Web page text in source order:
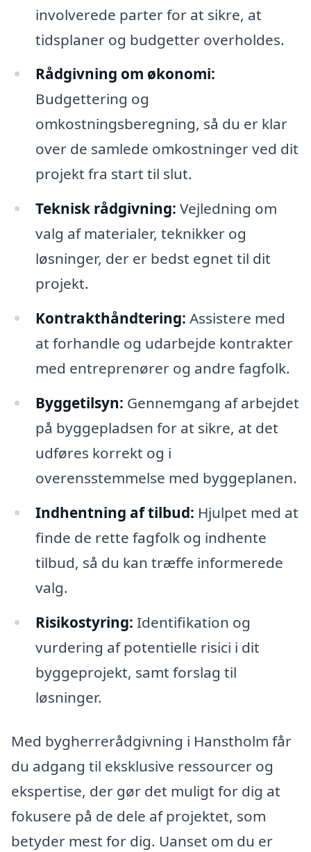
involverede parter for at sikre, at
tidsplaner og budgetter overholdes.
Rådgivning om økonomi:
Budgettering og
omkostningsberegning, så du er klar
over de samlede omkostninger ved dit
projekt fra start til slut.
Teknisk rådgivning: Vejledning om
valg af materialer, teknikker og
løsninger, der er bedst egnet til dit
projekt.
Kontrakthåndtering: Assistere med
at forhandle og udarbejde kontrakter
med entreprenører og andre fagfolk.
Byggetilsyn: Gennemgang af arbejdet
på byggepladsen for at sikre, at det
udføres korrekt og i
overensstemmelse med byggeplanen.
Indhentning af tilbud: Hjulpet med at
finde de rette fagfolk og indhente
tilbud, så du kan træffe informerede
valg.
Risikostyring: Identifikation og
vurdering af potentielle risici i dit
byggeprojekt, samt forslag til
løsninger.
Med bygherrerådgivning i Hanstholm får
du adgang til eksklusive ressourcer og
ekspertise, der gør det muligt for dig at
fokusere på de dele af projektet, som
betyder mest for dig. Uanset om du er